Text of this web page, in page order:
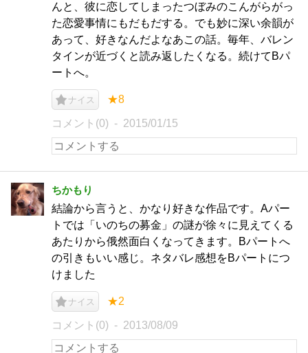
んと、彼に恋してしまったつぼみのこんがらがっ
た恋愛事情にもだもだする。でも妙に深い余韻が
あって、好きなんだよなあこの話。毎年、バレン
タインが近づくと読み返したくなる。続けてBパ
ートへ。
ナイス ★8
コメント(0) 2015/01/15
ちかもり
結論から言うと、かなり好きな作品です。Aパー
トでは「いのちの募金」の謎が徐々に見えてくる
あたりから俄然面白くなってきます。Bパートへ
の引きもいい感じ。ネタバレ感想をBパートにつ
けました
ナイス ★2
コメント(0) 2013/08/09